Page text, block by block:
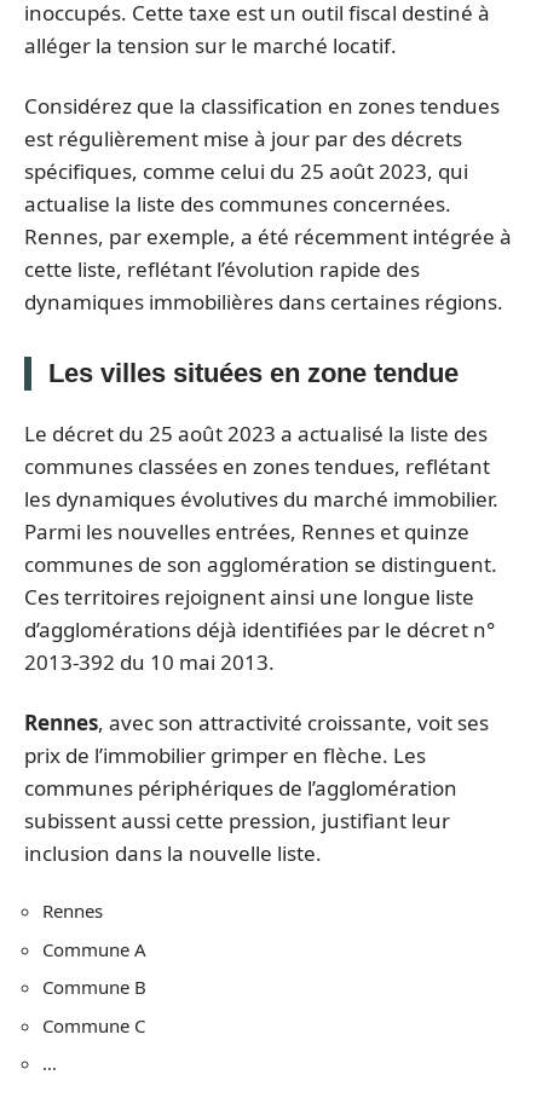
inoccupés. Cette taxe est un outil fiscal destiné à
alléger la tension sur le marché locatif.
Considérez que la classification en zones tendues
est régulièrement mise à jour par des décrets
spécifiques, comme celui du 25 août 2023, qui
actualise la liste des communes concernées.
Rennes, par exemple, a été récemment intégrée à
cette liste, reflétant l’évolution rapide des
dynamiques immobilières dans certaines régions.
Les villes situées en zone tendue
Le décret du 25 août 2023 a actualisé la liste des
communes classées en zones tendues, reflétant
les dynamiques évolutives du marché immobilier.
Parmi les nouvelles entrées, Rennes et quinze
communes de son agglomération se distinguent.
Ces territoires rejoignent ainsi une longue liste
d’agglomérations déjà identifiées par le décret n°
2013-392 du 10 mai 2013.
Rennes, avec son attractivité croissante, voit ses
prix de l’immobilier grimper en flèche. Les
communes périphériques de l’agglomération
subissent aussi cette pression, justifiant leur
inclusion dans la nouvelle liste.
Rennes
Commune A
Commune B
Commune C
…